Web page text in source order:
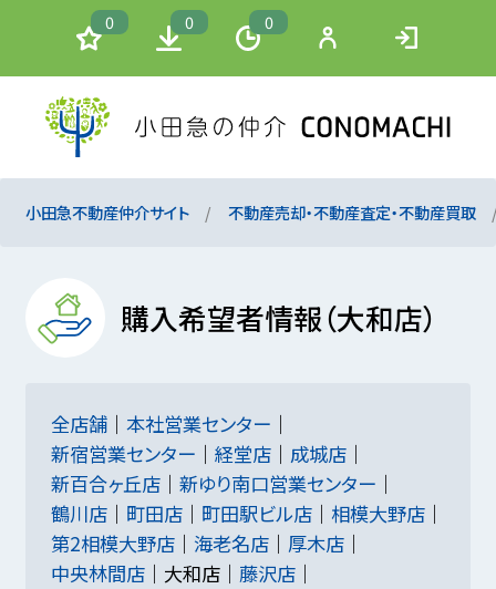
0 0 0
小田急不動産仲介サイト 不動産売却・不動産査定・不動産買取
購入希望者情報（大和店）
全店舗
本社営業センター
新宿営業センター
経堂店
成城店
新百合ヶ丘店
新ゆり南口営業センター
鶴川店
町田店 町田駅ビル店
相模大野店
第2相模大野店
海老名店
厚木店
中央林間店
大和店 藤沢店